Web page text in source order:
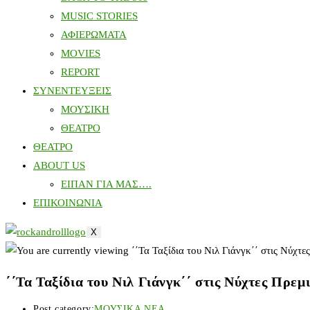
MUSIC STORIES
ΑΦΙΕΡΩΜΑΤΑ
MOVIES
REPORT
ΣΥΝΕΝΤΕΥΞΕΙΣ
ΜΟΥΣΙΚΗ
ΘΕΑΤΡΟ
ΘΕΑΤΡΟ
ABOUT US
ΕΙΠΑΝ ΓΙΑ ΜΑΣ….
ΕΠΙΚΟΙΝΩΝΙΑ
X
΄΄Τα Ταξίδια του Νιλ Γιάνγκ΄΄ στις Νύχτες